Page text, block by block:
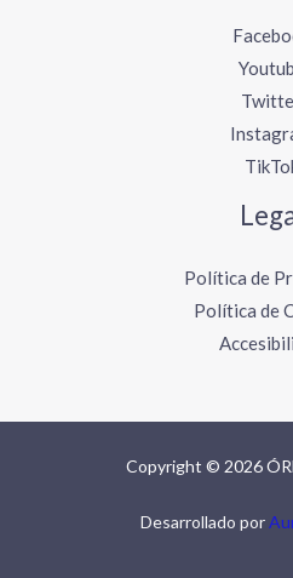
Política de
Política de
Copyright © 2026
Desarrollado por